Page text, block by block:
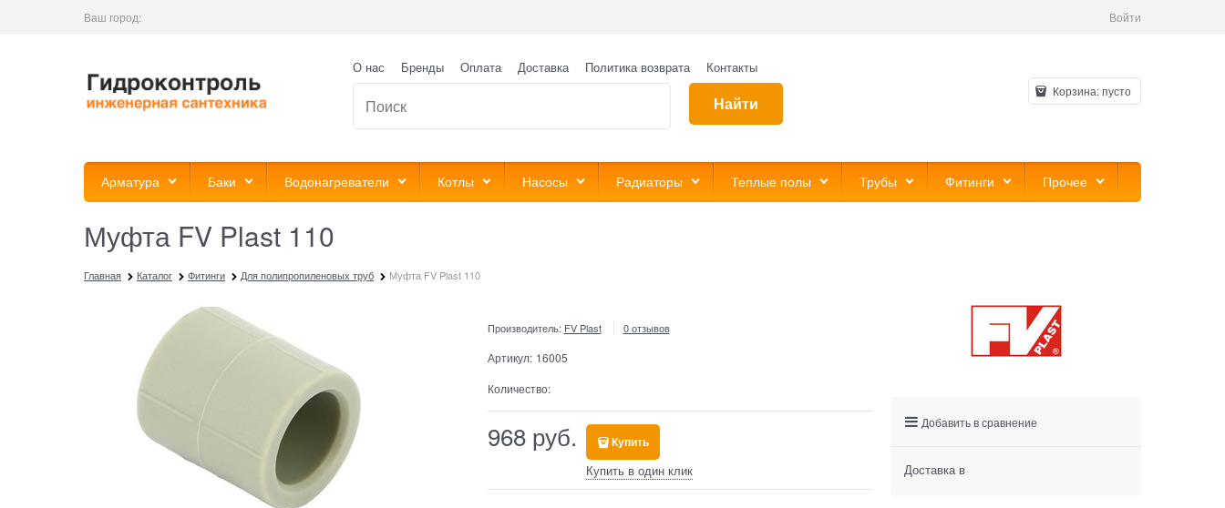
Ваш город: Войти
О нас Бренды Оплата Доставка Политика возврата Контакты
Найти
Корзина:пусто
Арматура Баки Водонагреватели Котлы Насосы Радиаторы Теплые полы Трубы Фитинги Прочее
Муфта FV Plast 110
Главная Каталог Фитинги Для полипропиленовых труб Муфта FV Plast 110
Производитель: FV Plast 0 отзывов
Артикул: 16005
Количество:
968 руб. Купить
Купить в один клик
Добавить в сравнение
Доставка в